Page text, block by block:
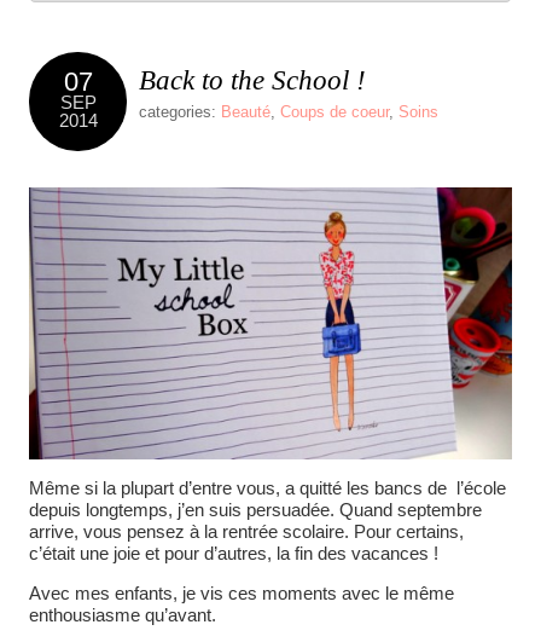
07
SEP
2014
Back to the School !
categories: Beauté, Coups de coeur, Soins
Même si la plupart d’entre vous, a quitté les bancs de l’école
depuis longtemps, j’en suis persuadée. Quand septembre
arrive, vous pensez à la rentrée scolaire. Pour certains,
c’était une joie et pour d’autres, la fin des vacances !
Avec mes enfants, je vis ces moments avec le même
enthousiasme qu’avant.